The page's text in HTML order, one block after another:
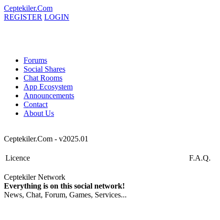
Ceptekiler.Com
REGISTER LOGIN
Forums
Social Shares
Chat Rooms
App Ecosystem
Announcements
Contact
About Us
Ceptekiler.Com - v2025.01
Licence F.A.Q.
Ceptekiler Network
Everything is on this social network!
News, Chat, Forum, Games, Services...